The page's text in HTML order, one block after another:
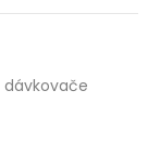
dávkovače